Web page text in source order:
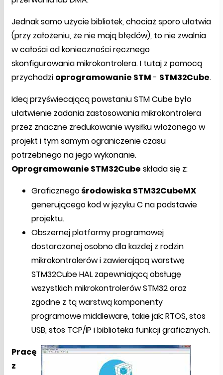
Jednak samo użycie bibliotek, chociaż sporo ułatwia
(przy założeniu, że nie mają błędów), to nie zwalnia
w całości od konieczności ręcznego
skonfigurowania mikrokontrolera. I tutaj z pomocą
przychodzi oprogramowanie STM - STM32Cube.
Ideą przyświecającą powstaniu STM Cube było
ułatwienie zadania zastosowania mikrokontrolera
przez znaczne zredukowanie wysiłku włożonego w
projekt i tym samym ograniczenie czasu
potrzebnego na jego wykonanie.
Oprogramowanie STM32Cube składa się z:
Graficznegośrodowiska STM32CubeMX
generującego kod w języku C na podstawie
projektu.
Obszernej platformy programowej
dostarczanej osobno dla każdej z rodzin
mikrokontrolerów i zawierającą warstwę
STM32Cube HAL zapewniającą obsługę
wszystkich mikrokontrolerów STM32 oraz
zgodne z tą warstwą komponenty
programowe middleware, takie jak: RTOS, stos
USB, stos TCP/IP i biblioteka funkcji graficznych.
Pracę
z